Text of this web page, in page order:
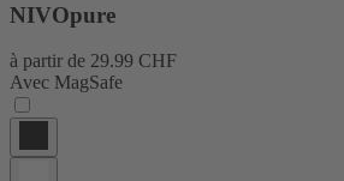
NIVOpure
à partir de 29.99 CHF
Avec MagSafe